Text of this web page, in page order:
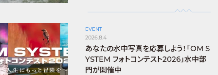
EVENT
2026.8.4
あなたの水中写真を応募しよう！「OM S
YSTEM フォトコンテスト2026」水中部
門が開催中